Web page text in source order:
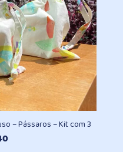
– Pássaros – Kit com 3